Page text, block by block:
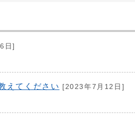
日]
えてください [2023年7月12日]